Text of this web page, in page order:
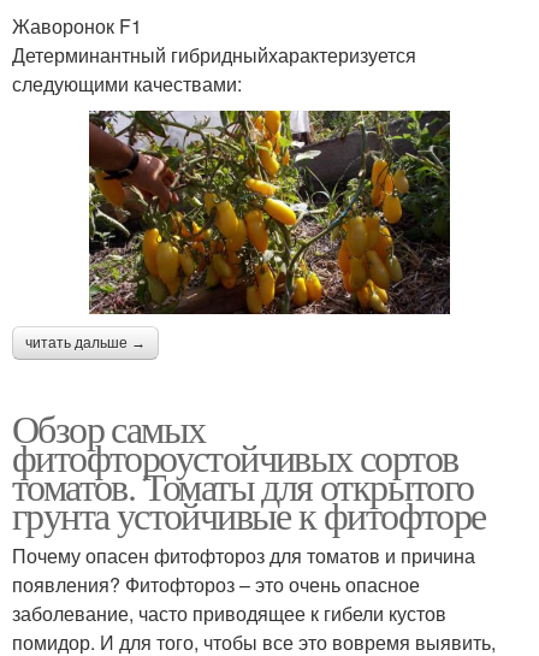
Жаворонок F1
Детерминантный гибридныйхарактеризуется
следующими качествами:
читать дальше →
Обзор самых
фитофтороустойчивых сортов
томатов. Томаты для открытого
грунта устойчивые к фитофторе
Почему опасен фитофтороз для томатов и причина
появления? Фитофтороз – это очень опасное
заболевание, часто приводящее к гибели кустов
помидор. И для того, чтобы все это вовремя выявить,